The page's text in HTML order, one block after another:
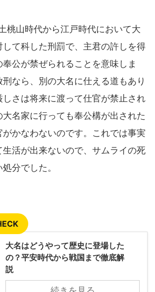
桃山時代から江戸時代において大
て科した刑罰で、主君の許しを得
公が禁ぜられることを意味しま
なら、別の大名に仕える道もあり
しさは将来に渡って仕官が禁止され
大名家に行っても奉公構が出された
がかなわないのです。これでは事実
生活が出来ないので、サムライの死
分でした。
大名はどうやって歴史に登場した
の？平安時代から戦国まで徹底解
説